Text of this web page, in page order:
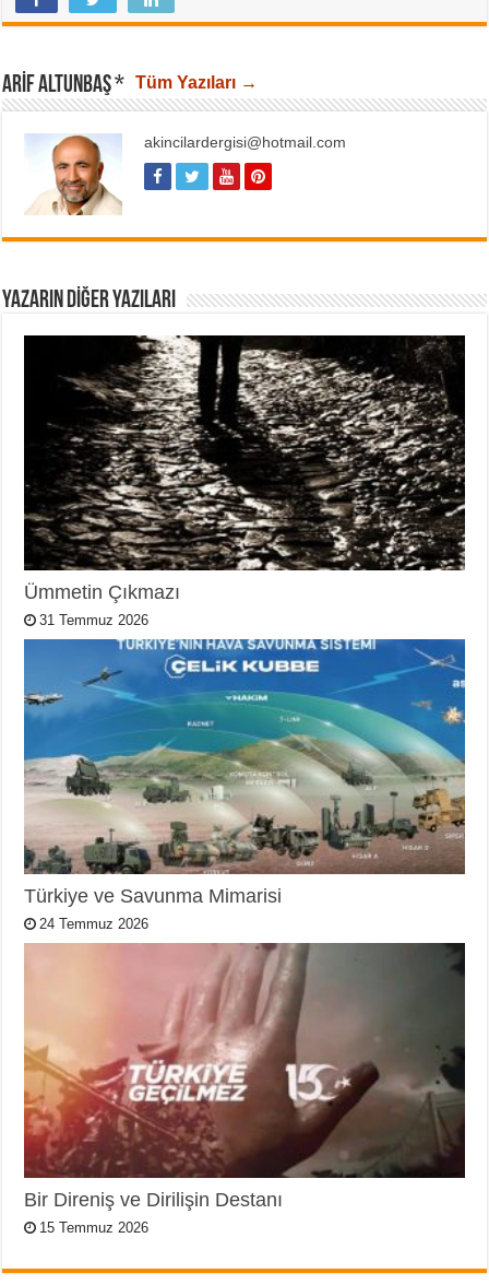
ARIF ALTUNBAŞ * Tüm Yazıları →
akincilardergisi@hotmail.com
YAZARIN DIĞER YAZILARI
Ümmetin Çıkmazı
31 Temmuz 2026
Türkiye ve Savunma Mimarisi
24 Temmuz 2026
Bir Direniş ve Dirilişin Destanı
15 Temmuz 2026